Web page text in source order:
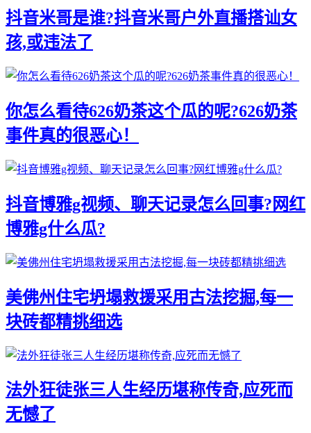
抖音米哥是谁?抖音米哥户外直播搭讪女
孩,或违法了
你怎么看待626奶茶这个瓜的呢?626奶茶
事件真的很恶心！
抖音博雅g视频、聊天记录怎么回事?网红
博雅g什么瓜?
美佛州住宅坍塌救援采用古法挖掘,每一
块砖都精挑细选
法外狂徒张三人生经历堪称传奇,应死而
无憾了